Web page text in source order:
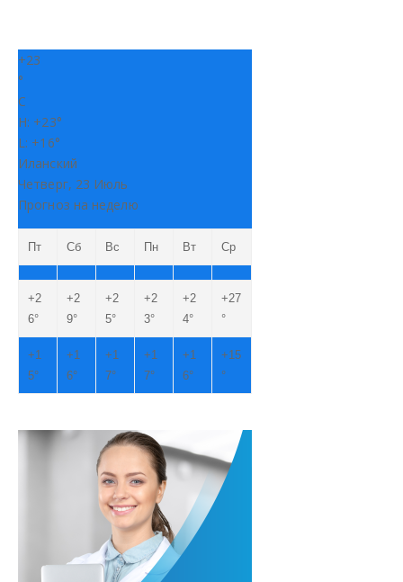
+23
°
C
H: +23°
L: +16°
Иланский
Четверг, 23 Июль
Прогноз на неделю
Пт Сб Вс Пн Вт Ср
+2
6°
+2
9°
+2
5°
+2
3°
+2
4°
+27
°
+1
5°
+1
6°
+1
7°
+1
7°
+1
6°
+15
°